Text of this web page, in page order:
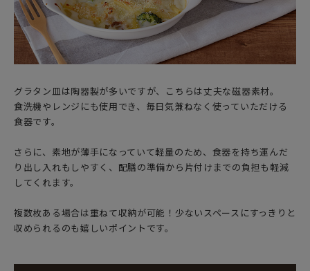
グラタン皿は陶器製が多いですが、こちらは丈夫な磁器素材。
食洗機やレンジにも使用でき、毎日気兼ねなく使っていただける
食器です。
さらに、素地が薄手になっていて軽量のため、食器を持ち運んだ
り出し入れもしやすく、配膳の準備から片付けまでの負担も軽減
してくれます。
複数枚ある場合は重ねて収納が可能！少ないスペースにすっきりと
収められるのも嬉しいポイントです。